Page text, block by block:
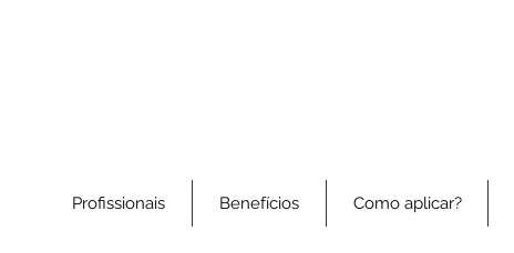
Profissionais Benefícios Como aplicar?